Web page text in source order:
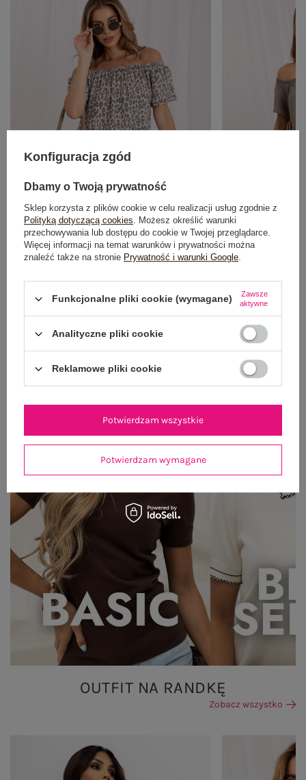
OUTFIT NA RANDKĘ
Zobacz wszystko
Konfiguracja zgód
Dbamy o Twoją prywatność
Sklep korzysta z plików cookie w celu realizacji usług zgodnie z
Polityką dotyczącą cookies. Możesz określić warunki
przechowywania lub dostępu do cookie w Twojej przeglądarce.
Więcej informacji na temat warunków i prywatności można
znaleźć także na stronie Prywatność i warunki Google.
Funkcjonalne pliki cookie (wymagane)
Zawsze
aktywne
Analityczne pliki cookie
Reklamowe pliki cookie
Potwierdzam wymagane
Potwierdzam wszystkie